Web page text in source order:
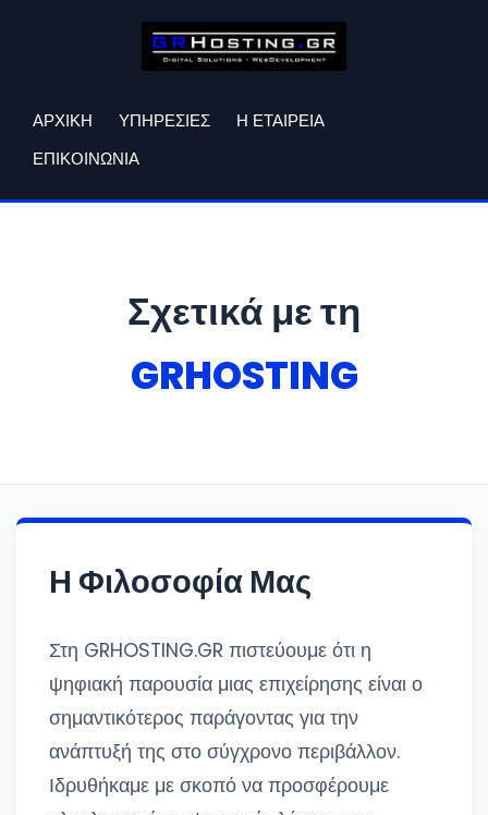
ΑΡΧΙΚΗ ΥΠΗΡΕΣΙΕΣ
Η ΕΤΑΙΡΕΙΑ
ΕΠΙΚΟΙΝΩΝΙΑ
Σχετικά με τη
GRHOSTING
Η Φιλοσοφία Μας
Στη GRHOSTING.GR πιστεύουμε ότι η
ψηφιακή παρουσία μιας επιχείρησης είναι ο
σημαντικότερος παράγοντας για την
ανάπτυξή της στο σύγχρονο περιβάλλον.
Ιδρυθήκαμε με σκοπό να προσφέρουμε